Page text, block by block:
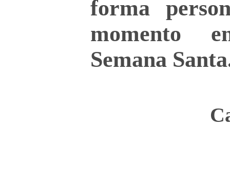
forma
momento
Semana